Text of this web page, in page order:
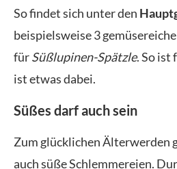
So findet sich unter den
beispielsweise 3
fürSüßlupinen-Spätzle. So ist
ist etwas dabei.
Süßes darf auch sein
Zum glücklichen Älterwerden
auch süße Schlemmereien.